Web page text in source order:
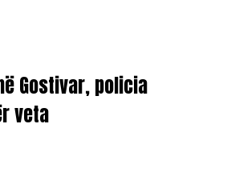
Gostivar, policia
veta